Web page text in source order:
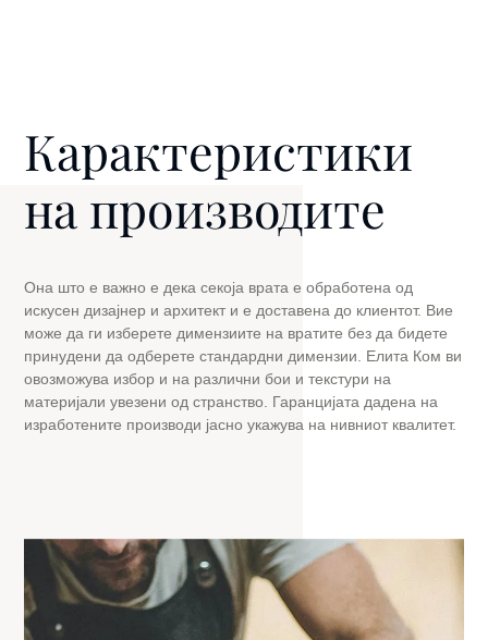
Карактеристики
на производите
Она што е важно е дека секоја врата е обработена од
искусен дизајнер и архитект и е доставена до клиентот. Вие
може да ги изберете димензиите на вратите без да бидете
принудени да одберете стандардни димензии. Елита Ком ви
овозможува избор и на различни бои и текстури на
материјали увезени од странство. Гаранцијата дадена на
изработените производи јасно укажува на нивниот квалитет.